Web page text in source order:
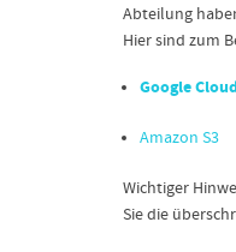
Abteilung
Hier sind zum
Google
Amazon S3
Wichtiger
Sie die